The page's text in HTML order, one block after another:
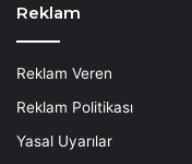
Reklam
Reklam Veren
Reklam Politikası
Yasal Uyarılar